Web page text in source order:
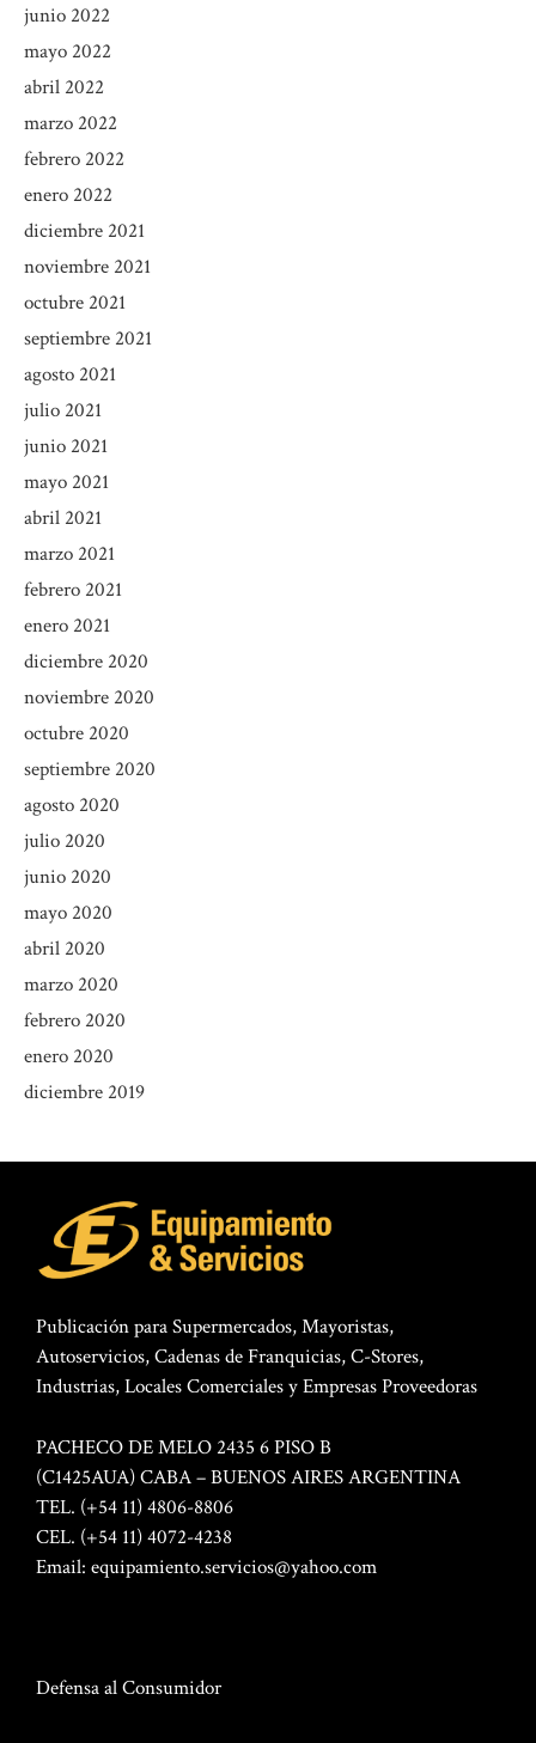
junio 2022
mayo 2022
abril 2022
marzo 2022
febrero 2022
enero 2022
diciembre 2021
noviembre 2021
octubre 2021
septiembre 2021
agosto 2021
julio 2021
junio 2021
mayo 2021
abril 2021
marzo 2021
febrero 2021
enero 2021
diciembre 2020
noviembre 2020
octubre 2020
septiembre 2020
agosto 2020
julio 2020
junio 2020
mayo 2020
abril 2020
marzo 2020
febrero 2020
enero 2020
diciembre 2019
Publicación para Supermercados, Mayoristas,
Autoservicios, Cadenas de Franquicias, C-Stores,
Industrias, Locales Comerciales y Empresas Proveedoras
PACHECO DE MELO 2435 6 PISO B
(C1425AUA) CABA – BUENOS AIRES ARGENTINA
TEL. (+54 11) 4806-8806
CEL. (+54 11) 4072-4238
Email: equipamiento.servicios@yahoo.com
Defensa al Consumidor